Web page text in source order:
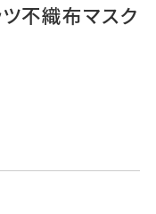
不織布マスク